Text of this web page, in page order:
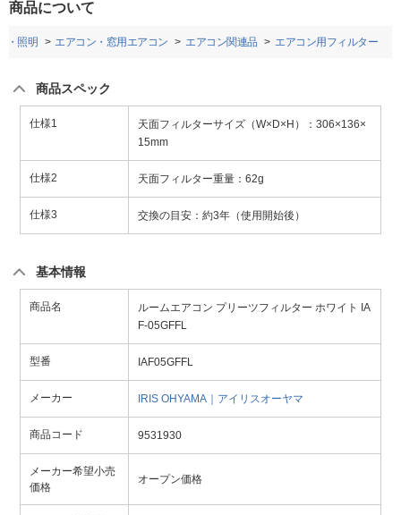
商品について
・照明 エアコン・窓用エアコン エアコン関連品 エアコン用フィルター
商品スペック
仕様1
天面フィルターサイズ（W×D×H）：306×136×
15mm
仕様2 天面フィルター重量：62g
仕様3 交換の目安：約3年（使用開始後）
基本情報
商品名
ルームエアコン プリーツフィルター ホワイト IA
F-05GFFL
型番 IAF05GFFL
メーカー IRIS OHYAMA｜アイリスオーヤマ
商品コード 9531930
メーカー希望小売
価格
オープン価格